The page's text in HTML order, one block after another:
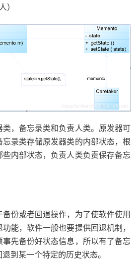
）
，备忘录类和负责人类。原发器可
录类存储原发器类的内部状态，根
内部状态，负责人类负责保存备忘
份或者回退操作，为了使软件使用
能，软件一般也要提供回退机制，
先备份好状态信息，所以有了备忘
到某一个特定的历史状态。